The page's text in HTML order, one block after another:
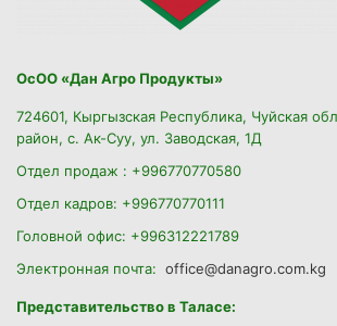
ОсОО «Дан Агро Продукты»
724601, Кыргызская Республика, Чуйская
район, с. Ак-Суу, ул. Заводская, 1Д
Отдел продаж : +996770770580
Отдел кадров: +996770770111
Головной офис: +996312221789
Электронная почта: office@danagro.com.kg
Представительство в Таласе: